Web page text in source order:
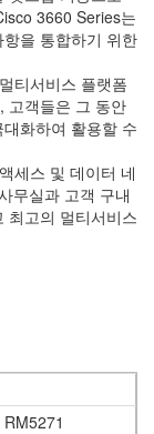
3660 Series는
을 통합하기 위한
티서비스 플랫폼
고객들은 그 동안
화하여 활용할 수
세스 및 데이터 네
무실과 고객 구내
최고의 멀티서비스